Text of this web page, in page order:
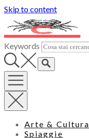
Skip to content
Keywords
Arte & Cultura
Spiaggie